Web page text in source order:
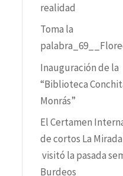
realidad
Toma la
Inauguración de la
“Biblioteca
Monrás”
El Certamen
de cortos La
visitó la pasada
Burdeos